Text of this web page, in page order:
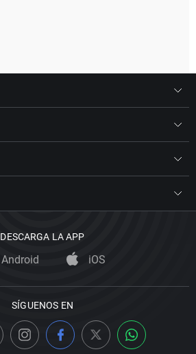
DESCARGA LA APP
Android iOS
SÍGUENOS EN